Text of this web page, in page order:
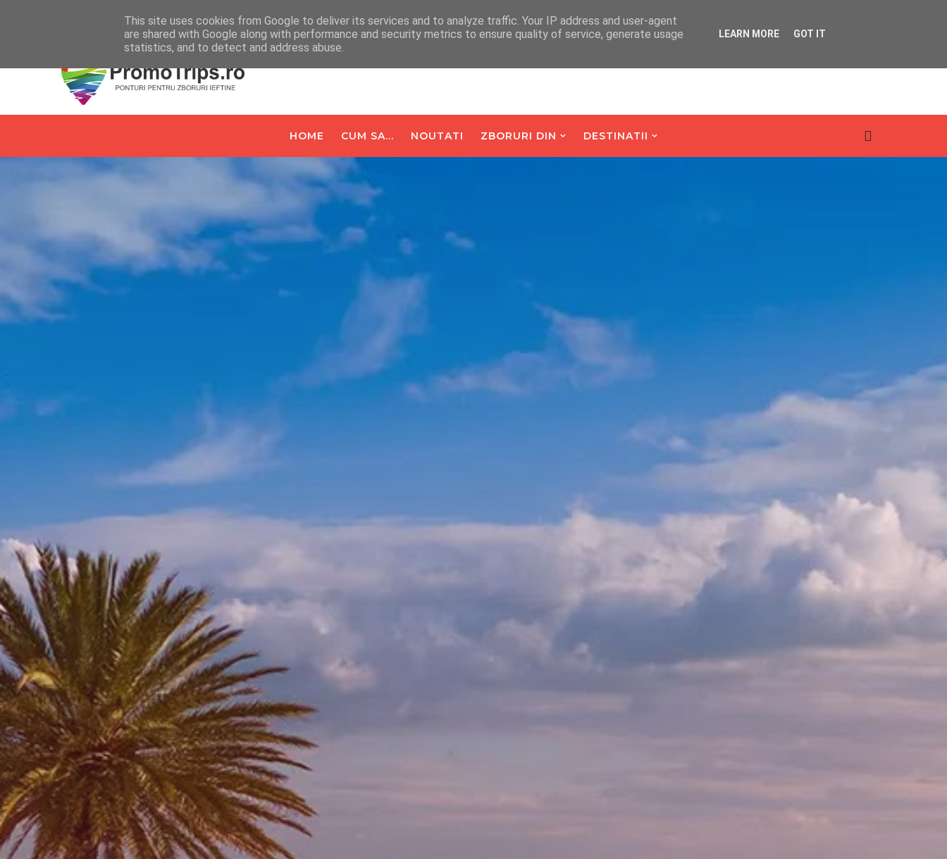
Despre PromoTrips.ro Intrebari Frecvente Carte De Oaspeti
HOME CUM SA... NOUTATI ZBORURI DIN DESTINATII
This site uses cookies from Google to deliver its services and to analyze traffic. Your IP address and user-agent
are shared with Google along with performance and security metrics to ensure quality of service, generate usage
statistics, and to detect and address abuse.
LEARN MORE GOT IT